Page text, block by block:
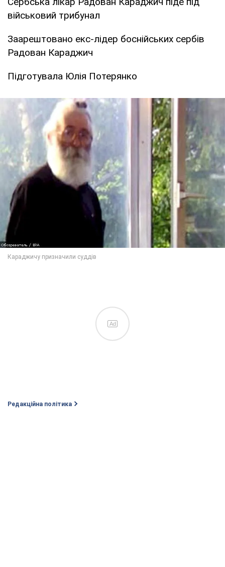
військовий трибунал
Заарештовано екс-лідер боснійських сербів
Радован Караджич
Підготувала Юлія Потерянко
Ad
Редакційна політика